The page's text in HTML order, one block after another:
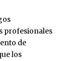
profesionales
de
los